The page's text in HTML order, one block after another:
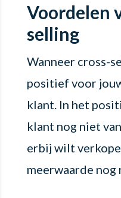
Voordelen
selling
Wanneer cross-
positief voor
klant. In het
klant nog niet
erbij wilt
meerwaarde